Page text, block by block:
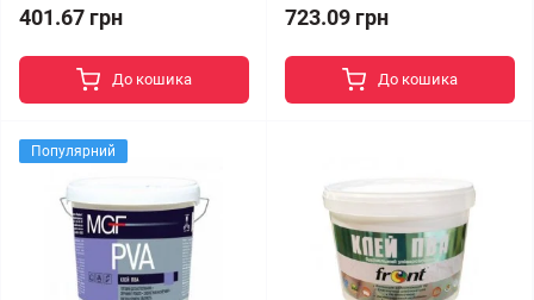
401.67 грн
До кошика
723.09 грн
До кошика
Популярний